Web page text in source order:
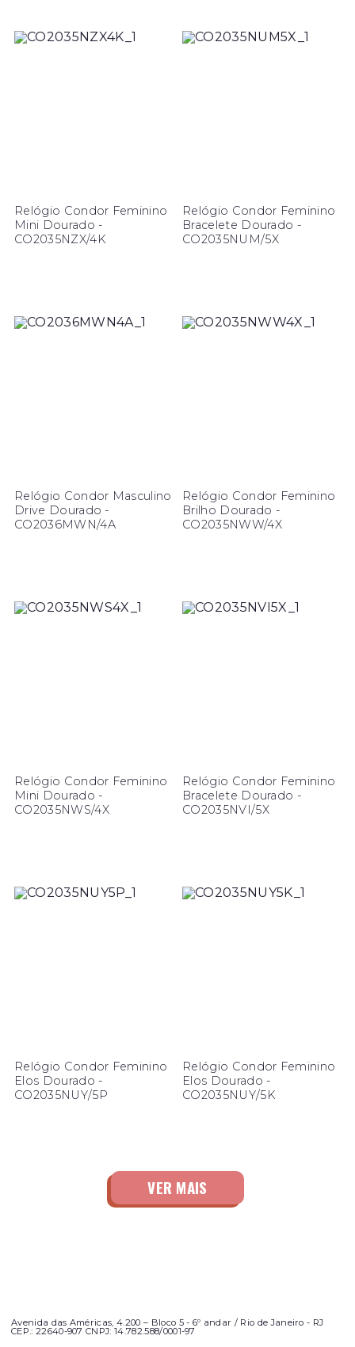
Relógio Condor Feminino
Mini Dourado -
CO2035NZX/4K
Relógio Condor Feminino
Bracelete Dourado -
CO2035NUM/5X
Relógio Condor Masculino
Drive Dourado -
CO2036MWN/4A
Relógio Condor Feminino
Brilho Dourado -
CO2035NWW/4X
Relógio Condor Feminino
Mini Dourado -
CO2035NWS/4X
Relógio Condor Feminino
Bracelete Dourado -
CO2035NVI/5X
Relógio Condor Feminino
Elos Dourado -
CO2035NUY/5P
Relógio Condor Feminino
Elos Dourado -
CO2035NUY/5K
Avenida das Américas, 4.200 – Bloco 5 - 6º andar / Rio de Janeiro - RJ
CEP.: 22640-907 CNPJ: 14.782.588/0001-97